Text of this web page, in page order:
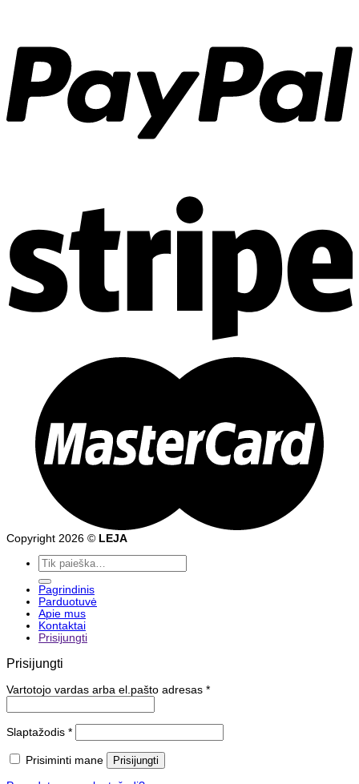
Copyright 2026 © LEJA
Ieškoti:
Pagrindinis
Parduotuvė
Apie mus
Kontaktai
Prisijungti
Prisijungti
Vartotojo vardas arba el.pašto adresas *
Slaptažodis *
Prisiminti mane Prisijungti